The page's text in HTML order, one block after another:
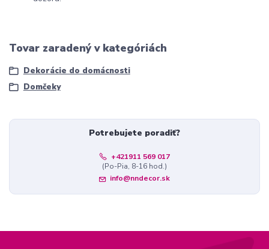
Tovar zaradený v kategóriách
Dekorácie do domácnosti
Domčeky
Potrebujete poradiť?
+421911 569 017
(Po-Pia, 8-16 hod.)
info@nndecor.sk